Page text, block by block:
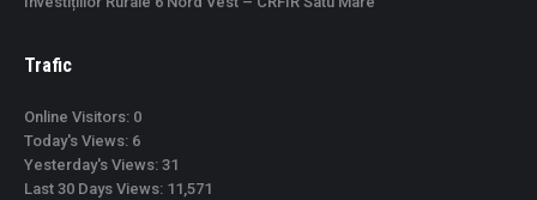
Trafic
Online Visitors: 0
Today's Views: 6
Yesterday's Views: 31
Last 30 Days Views: 11,571